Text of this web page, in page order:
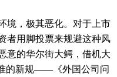
境，极其恶化。对于上市
者用脚投票来规避这种风
意的华尔街大鳄，借机大
的新规——《外国公司问